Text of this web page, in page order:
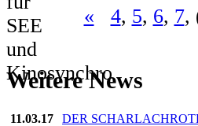
« 4, 5, 6, 7,
Weitere News
11.03.17
DER